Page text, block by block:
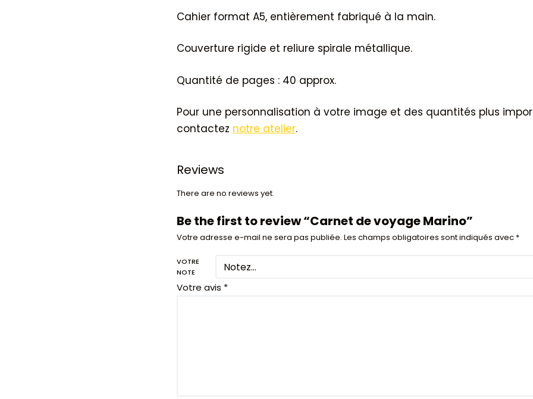
Cahier format A5, entièrement fabriqué à la main.
Couverture rigide et reliure spirale métallique.
Quantité de pages : 40 approx.
Pour une personnalisation à votre image et des quantités plus
contactez notre atelier.
Reviews
There are no reviews yet.
Be the first to review “Carnet de voyage Marino”
Votre adresse e-mail ne sera pas publiée. Les champs obligatoires sont indiqués avec *
VOTRE
NOTE
Votre avis *